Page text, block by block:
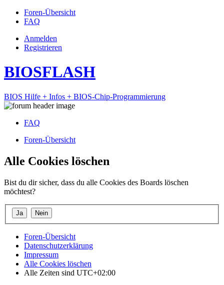
Foren-Übersicht
FAQ
Anmelden
Registrieren
BIOSFLASH
BIOS Hilfe + Infos + BIOS-Chip-Programmierung
FAQ
Foren-Übersicht
Alle Cookies löschen
Bist du dir sicher, dass du alle Cookies des Boards löschen
möchtest?
Foren-Übersicht
Datenschutzerklärung
Impressum
Alle Cookies löschen
Alle Zeiten sind UTC+02:00